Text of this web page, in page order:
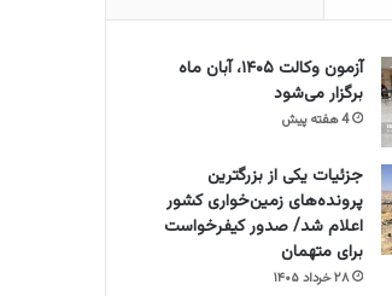
آزمون وکالت ۱۴۰۵، آبان ماه
برگزار می‌شود
4 هفته پیش
جزئیات یکی از بزرگترین
پرونده‌های زمین‌خواری کشور
اعلام شد/ صدور کیفرخواست
برای متهمان
۲۸ خرداد ۱۴۰۵